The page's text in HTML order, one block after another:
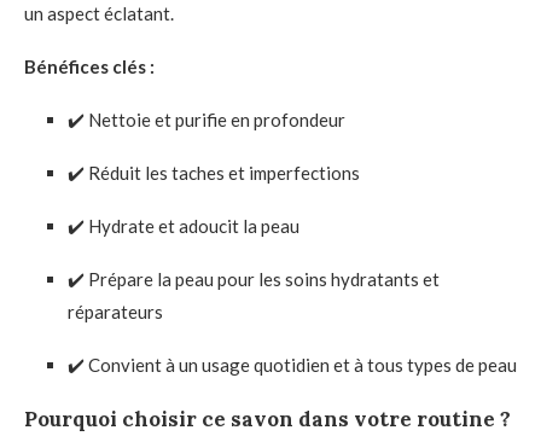
un aspect éclatant.
Bénéfices clés :
✔️ Nettoie et purifie en profondeur
✔️ Réduit les taches et imperfections
✔️ Hydrate et adoucit la peau
✔️ Prépare la peau pour les soins hydratants et
réparateurs
✔️ Convient à un usage quotidien et à tous types de peau
Pourquoi choisir ce savon dans votre routine ?